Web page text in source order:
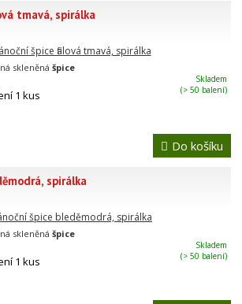
tmavá, spirálka
skleněnášpice
1 kus
Skladem
(> 50 balení)
Do košíku
spirálka
skleněnášpice
1 kus
Skladem
(> 50 balení)